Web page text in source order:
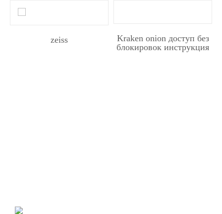
zeiss
Kraken onion доступ без
блокировок инструкция